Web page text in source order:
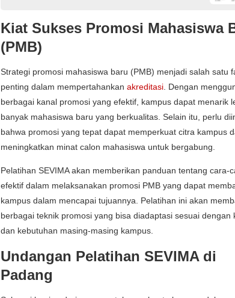
Kiat Sukses Promosi Mahasiswa
(PMB)
Strategi promosi mahasiswa baru (PMB) menjadi salah satu
penting dalam mempertahankan akreditasi . Dengan
berbagai kanal promosi yang efektif, kampus dapat menarik
banyak mahasiswa baru yang berkualitas. Selain itu, perlu
bahwa promosi yang tepat dapat memperkuat citra kampus
meningkatkan minat calon mahasiswa untuk bergabung.
Pelatihan SEVIMA akan memberikan panduan tentang cara-
efektif dalam melaksanakan promosi PMB yang dapat
kampus dalam mencapai tujuannya. Pelatihan ini akan
berbagai teknik promosi yang bisa diadaptasi sesuai dengan
dan kebutuhan masing-masing kampus.
Undangan Pelatihan SEVIMA di
Padang